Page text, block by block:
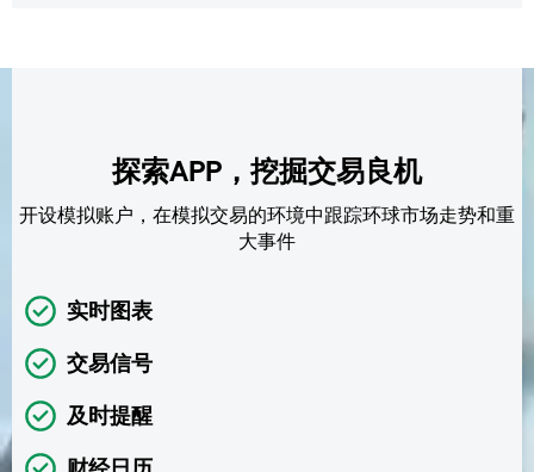
探索APP，挖掘交易良机
开设模拟账户，在模拟交易的环境中跟踪环球市场走势和重
大事件
实时图表
交易信号
及时提醒
财经日历